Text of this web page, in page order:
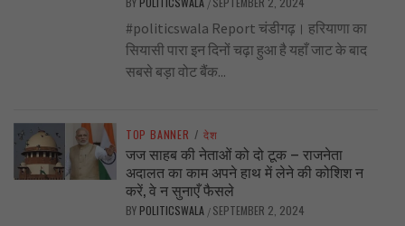
/
#politicswala Report चंडीगढ़। हरियाणा का
सियासी पारा इन दिनों चढ़ा हुआ है यहाँ जाट के बाद
सबसे बड़ा वोट बैंक...
TOP BANNER / देश
जज साहब की नेताओं को दो टूक – राजनेता
अदालत का काम अपने हाथ में लेने की कोशिश न
करें, वे न सुनाएँ फैसले
BY POLITICSWALA / SEPTEMBER 2, 2024